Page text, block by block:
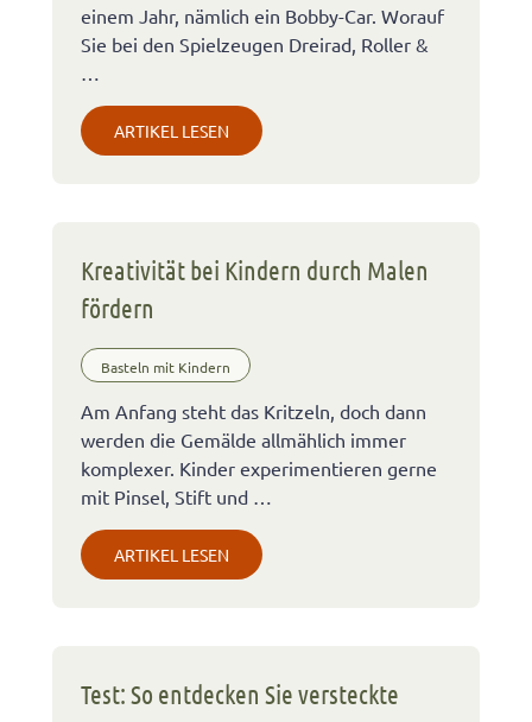
einem Jahr, nämlich ein Bobby-Car. Worauf
Sie bei den Spielzeugen Dreirad, Roller &
ARTIKEL LESEN
Kreativität bei Kindern durch Malen
fördern
Basteln mit Kindern
Am Anfang steht das Kritzeln, doch dann
werden die Gemälde allmählich immer
komplexer. Kinder experimentieren gerne
mit Pinsel, Stift und …
ARTIKEL LESEN
Test: So entdecken Sie versteckte